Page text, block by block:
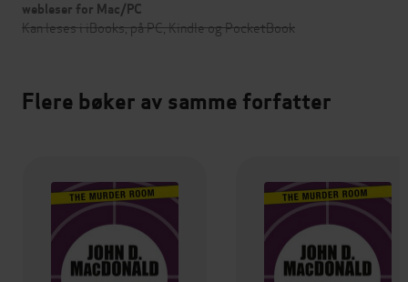
webleser for Mac/PC
Kan leses i iBooks, på PC, Kindle og PocketBook
Flere bøker av samme forfatter